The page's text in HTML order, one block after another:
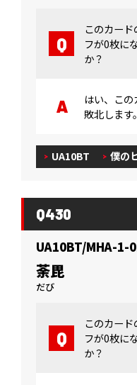
このカー
フが0枚に
か？
はい、こ
敗北します。
UA10BT 僕の
Q430
UA10BT/MHA-1-
荼毘
だび
このカー
フが0枚に
か？